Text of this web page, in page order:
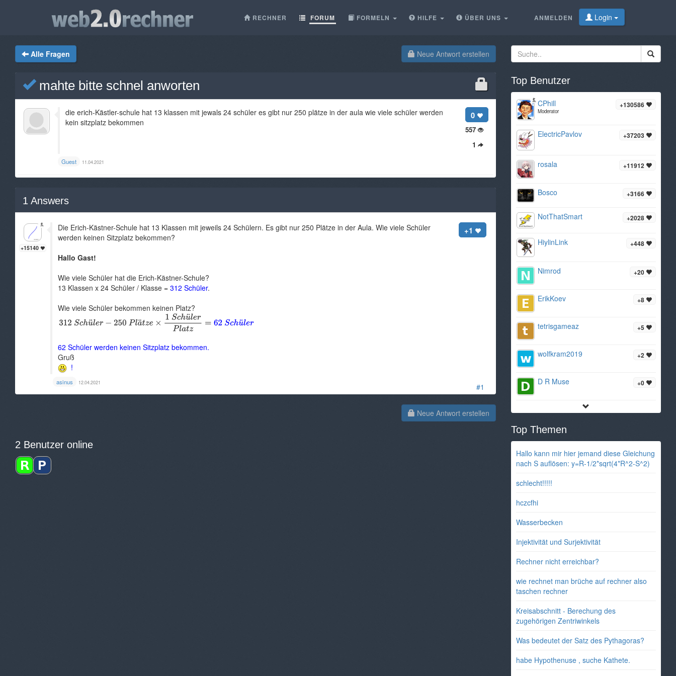
ANMELDEN Login
RECHNER FORUM FORMELN HILFE ÜBER UNS
Neue Antwort erstellen
Alle Fragen
mahte bitte schnel anworten
0
557
1
die erich-Kästler-schule hat 13 klassen mit jewals 24 schüler es gibt nur 250 plätze in der aula wie viele schüler werden
kein sitzplatz bekommen
Guest 11.04.2021
1 Answers
#1
+15140
+1
Die Erich-Kästner-Schule hat 13 Klassen mit jeweils 24 Schülern. Es gibt nur 250 Plätze in der Aula. Wie viele Schüler
werden keinen Sitzplatz bekommen?
Hallo Gast!
Wie viele Schüler hat die Erich-Kästner-Schule?
13 Klassen x 24 Schüler / Klasse = 312 Schüler.
Wie viele Schüler bekommen keinen Platz?
62 Schüler werden keinen Sitzplatz bekommen.
Gruß
!
asinus 12.04.2021
Neue Antwort erstellen
2 Benutzer online
Top Benutzer
+130586
CPhill
Moderator
+37203
ElectricPavlov
+11912
rosala
+3166
Bosco
+2028
NotThatSmart
+448
HiylinLink
+20
Nimrod
+8
ErikKoev
+5
tetrisgameaz
+2
wolfkram2019
+0
D R Muse
Top Themen
Hallo kann mir hier jemand diese Gleichung
nach S auflösen: y=R-1/2*sqrt(4*R^2-S^2)
schlecht!!!!!
hczcfhi
Wasserbecken
Injektivität und Surjektivität
Rechner nicht erreichbar?
wie rechnet man brüche auf rechner also
taschen rechner
Kreisabschnitt - Berechung des
zugehörigen Zentriwinkels
Was bedeutet der Satz des Pythagoras?
habe Hypothenuse , suche Kathete.